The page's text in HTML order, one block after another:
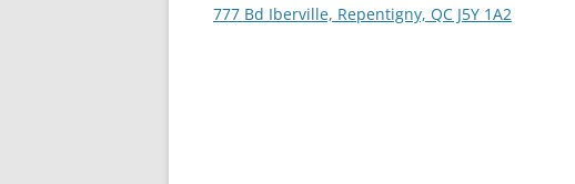
777 Bd Iberville, Repentigny, QC J5Y 1A2